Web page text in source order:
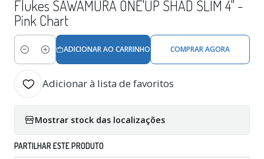
Flukes SAWAMURA ONE'UP SHAD SLIM 4" -
Pink Chart
Quantidade
ADICIONAR AO CARRINHO COMPRAR AGORA
Adicionar à lista de favoritos
Mostrar stock das localizações
PARTILHAR ESTE PRODUTO